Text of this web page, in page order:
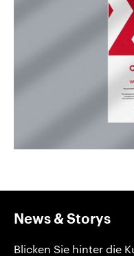
News & Storys
Blicken Sie hinter die